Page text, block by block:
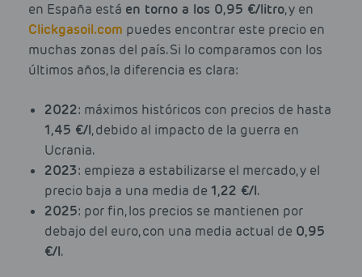
en España está en torno a los 0,95 €/litro, y en
Clickgasoil.com puedes encontrar este precio en
muchas zonas del país. Si lo comparamos con los
últimos años, la diferencia es clara:
2022: máximos históricos con precios de hasta
1,45 €/l, debido al impacto de la guerra en
Ucrania.
2023: empieza a estabilizarse el mercado, y el
precio baja a una media de 1,22 €/l.
2025: por fin, los precios se mantienen por
debajo del euro, con una media actual de 0,95
€/l.